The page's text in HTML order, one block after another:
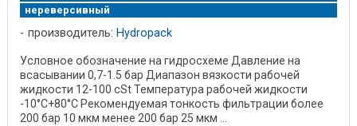
нереверсивный
производитель: Hydropack
Условное обозначение на гидросхеме Давление на
всасывании 0,7-1.5 бар Диапазон вязкости рабочей
жидкости 12-100 cSt Температура рабочей жидкости
-10°C+80°C Рекомендуемая тонкость фильтрации более
200 бар 10 мкм менее 200 бар 25 мкм ...